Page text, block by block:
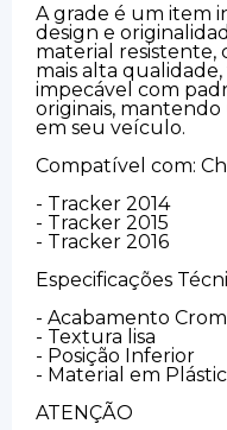
A grade é um item
design e
material resistente,
mais alta
impecável com
originais,
em seu veículo.
Compatível com:
- Tracker 2014
- Tracker 2015
- Tracker 2016
Especificações
- Acabamento
- Textura lisa
- Posição Inferior
- Material em
ATENÇÃO